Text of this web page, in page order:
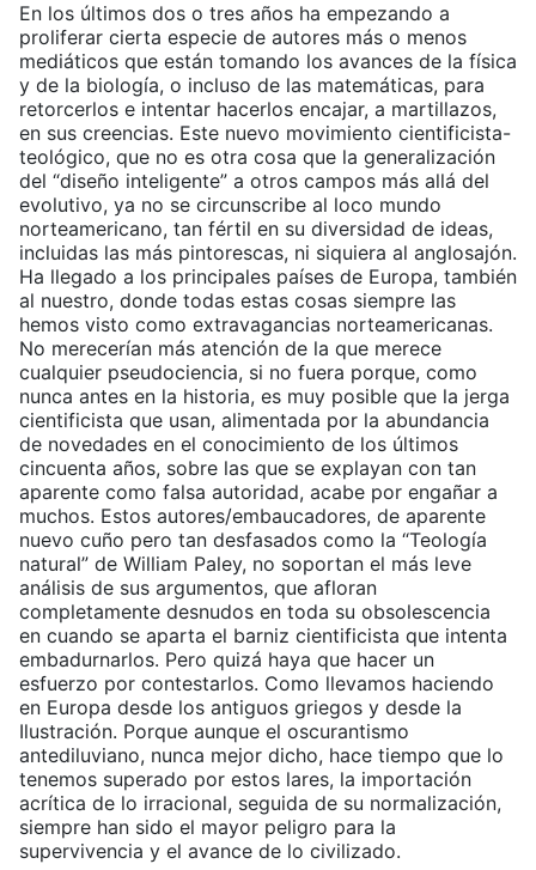
En los últimos dos o tres años ha empezando a
proliferar cierta especie de autores más o menos
mediáticos que están tomando los avances de la física
y de la biología, o incluso de las matemáticas, para
retorcerlos e intentar hacerlos encajar, a martillazos,
en sus creencias. Este nuevo movimiento cientificista-
teológico, que no es otra cosa que la generalización
del “diseño inteligente” a otros campos más allá del
evolutivo, ya no se circunscribe al loco mundo
norteamericano, tan fértil en su diversidad de ideas,
incluidas las más pintorescas, ni siquiera al anglosajón.
Ha llegado a los principales países de Europa, también
al nuestro, donde todas estas cosas siempre las
hemos visto como extravagancias norteamericanas.
No merecerían más atención de la que merece
cualquier pseudociencia, si no fuera porque, como
nunca antes en la historia, es muy posible que la jerga
cientificista que usan, alimentada por la abundancia
de novedades en el conocimiento de los últimos
cincuenta años, sobre las que se explayan con tan
aparente como falsa autoridad, acabe por engañar a
muchos. Estos autores/embaucadores, de aparente
nuevo cuño pero tan desfasados como la “Teología
natural” de William Paley, no soportan el más leve
análisis de sus argumentos, que afloran
completamente desnudos en toda su obsolescencia
en cuando se aparta el barniz cientificista que intenta
embadurnarlos. Pero quizá haya que hacer un
esfuerzo por contestarlos. Como llevamos haciendo
en Europa desde los antiguos griegos y desde la
Ilustración. Porque aunque el oscurantismo
antediluviano, nunca mejor dicho, hace tiempo que lo
tenemos superado por estos lares, la importación
acrítica de lo irracional, seguida de su normalización,
siempre han sido el mayor peligro para la
supervivencia y el avance de lo civilizado.